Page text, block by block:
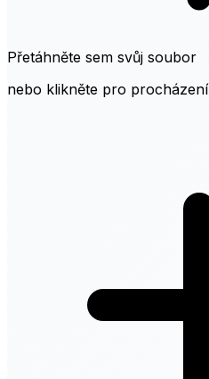
Přetáhněte sem svůj soubor
nebo klikněte pro procházení